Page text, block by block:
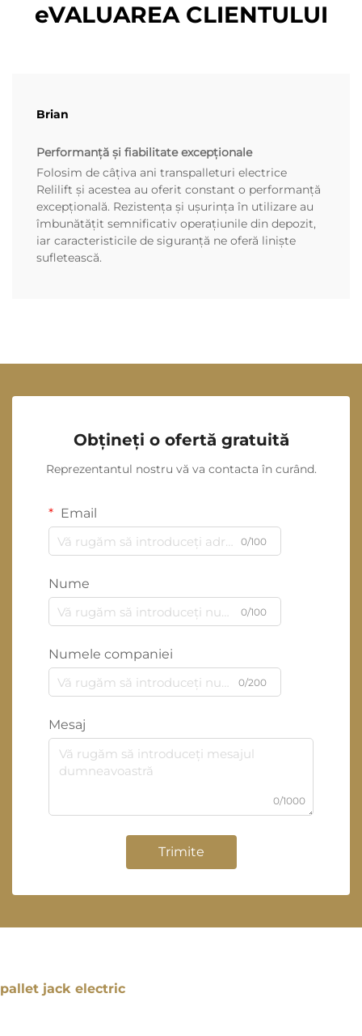
eVALUAREA CLIENTULUI
Brian
Performanță și fiabilitate excepționale
Folosim de câțiva ani transpalleturi electrice
Relilift și acestea au oferit constant o performanță
excepțională. Rezistența și ușurința în utilizare au
îmbunătățit semnificativ operațiunile din depozit,
iar caracteristicile de siguranță ne oferă liniște
sufletească.
Obțineți o ofertă gratuită
Reprezentantul nostru vă va contacta în curând.
Email
0/100
Nume
0/100
Numele companiei
0/200
Mesaj
0/1000
Trimite
pallet jack electric